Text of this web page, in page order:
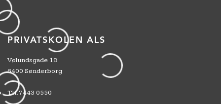
PRIVATSKOLEN ALS
Vølundsgade 18
6400 Sønderborg
Tlf.7443 0550